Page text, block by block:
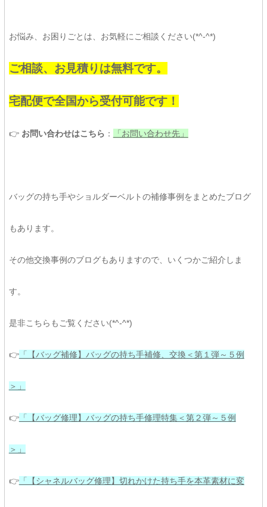
お悩み、お困りごとは、お気軽にご相談ください(*^-^*)
ご相談、お見積りは無料です。
宅配便で全国から受付可能です！
👉 お問い合わせはこちら ： 「お問い合わせ先」
バッグの持ち手やショルダーベルトの補修事例をまとめたブログ
もあります。
その他交換事例のブログもありますので、いくつかご紹介しま
す。
是非こちらもご覧ください(*^-^*)
👉「【バッグ補修】バッグの持ち手補修、交換＜第１弾～５例
＞」
👉「【バッグ修理】バッグの持ち手修理特集＜第２弾～５例
＞」
👉「【シャネルバッグ修理】切れかけた持ち手を本革素材に変